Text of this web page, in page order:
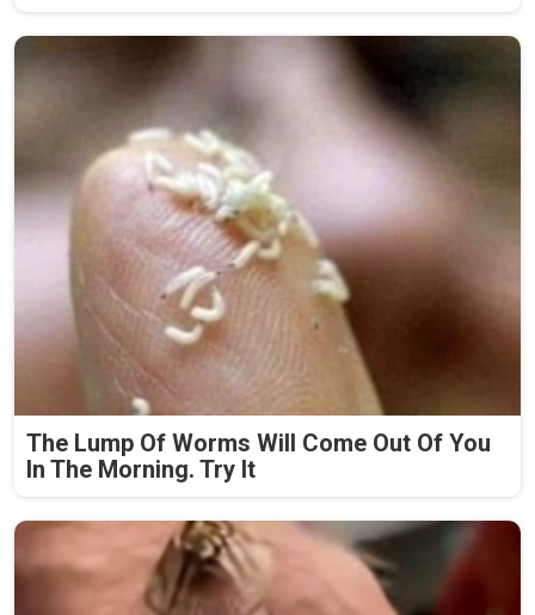
The Lump Of Worms Will Come Out Of You
In The Morning. Try It